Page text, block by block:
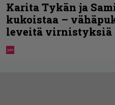
Karita Tykän ja
kukoistaa –
leveitä